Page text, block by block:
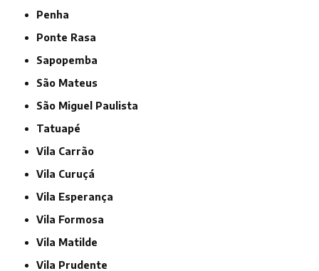
Penha
Ponte Rasa
Sapopemba
São Mateus
São Miguel Paulista
Tatuapé
Vila Carrão
Vila Curuçá
Vila Esperança
Vila Formosa
Vila Matilde
Vila Prudente